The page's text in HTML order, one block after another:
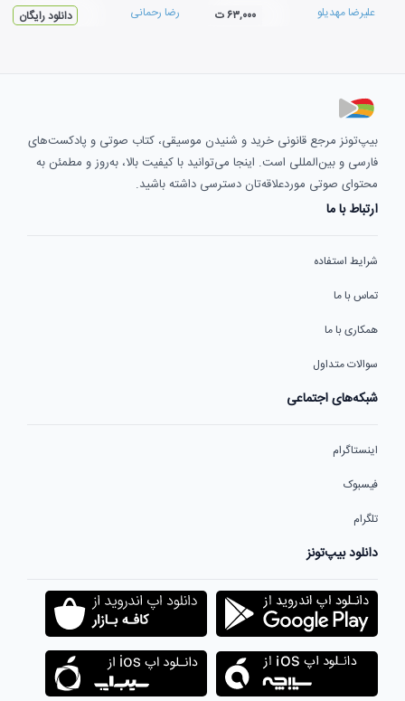
علیرضا مهدیلو ۶۳,۰۰۰ ت رضا رحمانی دانلود رایگان
بیپ‌تونز مرجع قانونی خرید و شنیدن موسیقی، کتاب صوتی و پادکست‌های
فارسی و بین‌المللی است. اینجا می‌توانید با کیفیت بالا، به‌روز و مطمئن به
محتوای صوتی موردعلاقه‌تان دسترسی داشته باشید.
ارتباط با ما
شرایط استفاده
تماس با ما
همکاری با ما
سوالات متداول
شبکه‌های اجتماعی
اینستاگرام
فیسبوک
تلگرام
دانلود بیپ‌تونز